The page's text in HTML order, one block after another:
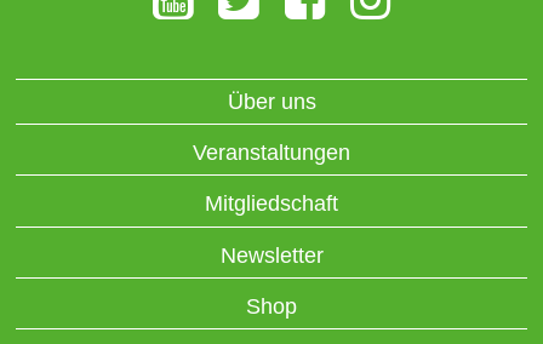
Über uns
Veranstaltungen
Mitgliedschaft
Newsletter
Shop